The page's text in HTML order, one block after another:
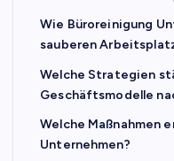
Wie Büroreinigung
sauberen
Welche Strategien
Geschäftsmodelle
Welche Maßnahmen
Unternehmen?